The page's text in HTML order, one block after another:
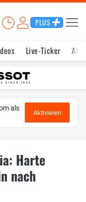
PLUS
Live-Ticker
als
Aktivieren
Harte
nach